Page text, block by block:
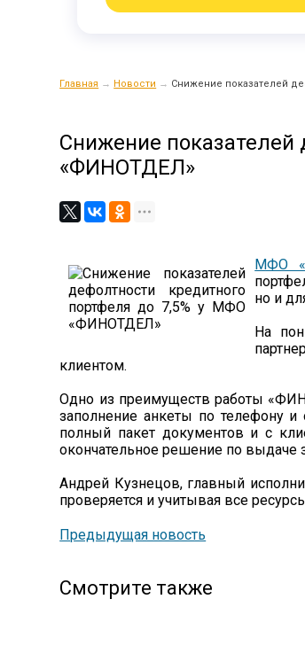
Главная → Новости → Снижение показателей
Снижение показателей
«ФИНОТДЕЛ»
МФО
но и
На
клиентом.
Одно из преимуществ работы
заполнение анкеты по телефону и
полный пакет документов и с
окончательное решение по выдаче
Андрей Кузнецов, главный
проверяется и учитывая все
Предыдущая новость
Смотрите также